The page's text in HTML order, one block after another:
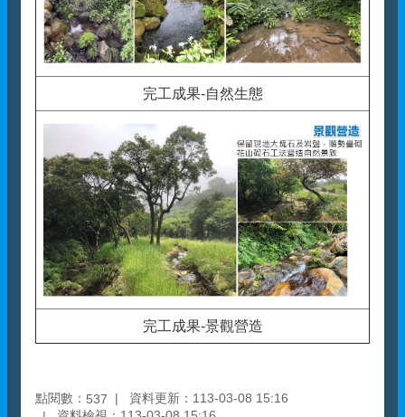
完工成果-自然生態
完工成果-景觀營造
點閱數： 537
資料更新：113-03-08 15:16